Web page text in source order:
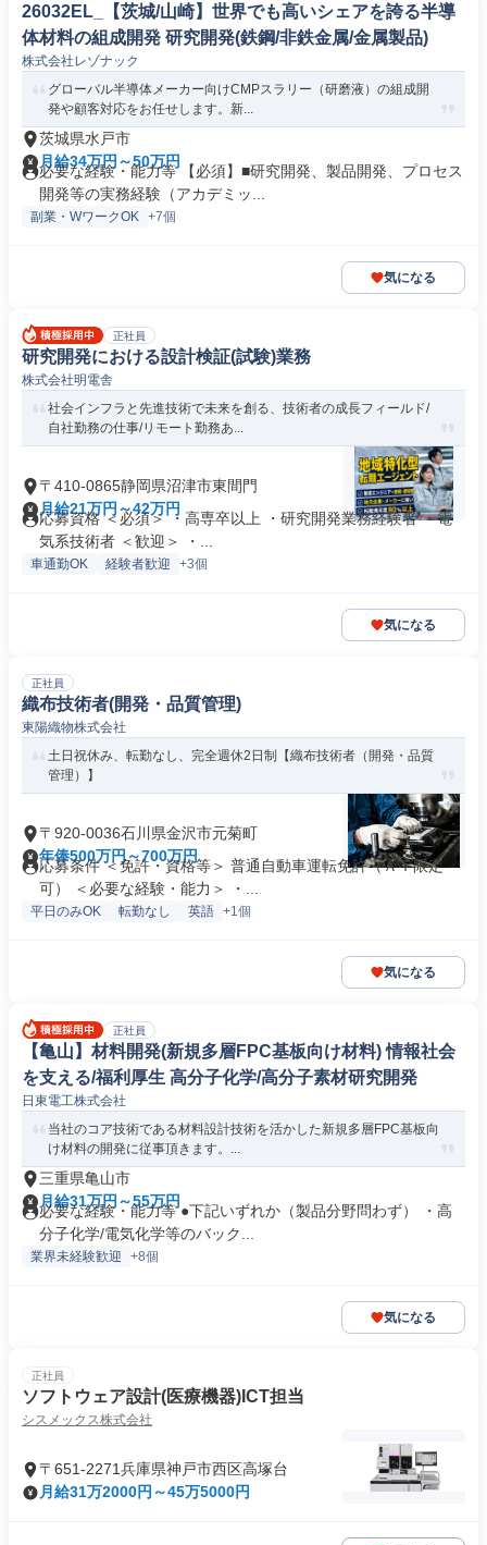
26032EL_【茨城/山崎】世界でも高いシェアを誇る半導
体材料の組成開発 研究開発(鉄鋼/非鉄金属/金属製品)
株式会社レゾナック
グローバル半導体メーカー向けCMPスラリー（研磨液）の組成開
発や顧客対応をお任せします。新...
茨城県水戸市
月給34万円～50万円
必要な経験・能力等 【必須】■研究開発、製品開発、プロセス
開発等の実務経験（アカデミッ...
副業・WワークOK +7個
気になる
正社員
研究開発における設計検証(試験)業務
株式会社明電舎
社会インフラと先進技術で未来を創る、技術者の成長フィールド/
自社勤務の仕事/リモート勤務あ...
〒410-0865静岡県沼津市東間門
月給21万円～42万円
応募資格 ＜必須＞ ・高専卒以上 ・研究開発業務経験者 ・電
気系技術者 ＜歓迎＞ ・...
車通勤OK 経験者歓迎 +3個
気になる
正社員
織布技術者(開発・品質管理)
東陽織物株式会社
土日祝休み、転勤なし、完全週休2日制【織布技術者（開発・品質
管理）】
〒920-0036石川県金沢市元菊町
年俸500万円～700万円
応募条件 ＜免許・資格等＞ 普通自動車運転免許（ＡＴ限定
可） ＜必要な経験・能力＞ ・...
平日のみOK 転勤なし 英語 +1個
気になる
正社員
【亀山】材料開発(新規多層FPC基板向け材料) 情報社会
を支える/福利厚生 高分子化学/高分子素材研究開発
日東電工株式会社
当社のコア技術である材料設計技術を活かした新規多層FPC基板向
け材料の開発に従事頂きます。...
三重県亀山市
月給31万円～55万円
必要な経験・能力等 ●下記いずれか（製品分野問わず） ・高
分子化学/電気化学等のバック...
業界未経験歓迎 +8個
気になる
正社員
ソフトウェア設計(医療機器)ICT担当
シスメックス株式会社
〒651-2271兵庫県神戸市西区高塚台
月給31万2000円～45万5000円